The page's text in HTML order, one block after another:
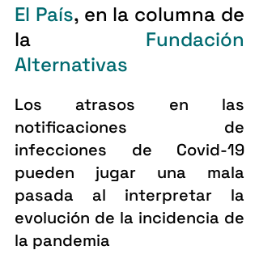
El País, en la columna de
la Fundación
Alternativas
Los atrasos en las
notificaciones de
infecciones de Covid-19
pueden jugar una mala
pasada al interpretar la
evolución de la incidencia de
la pandemia